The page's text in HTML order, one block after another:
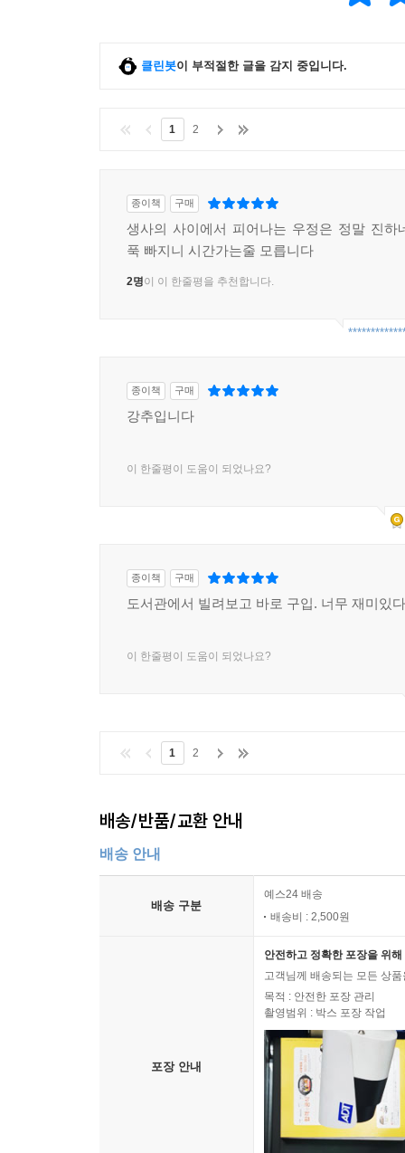
클린봇이 부적절한 글을 감지 중입니다.
1 2
종이책 구매
생사의 사이에서 피어나는 우정은 정말 진하
푹 빠지니 시간가는줄 모릅니다
2명이 이 한줄평을 추천합니다.
종이책 구매
강추입니다
이 한줄평이 도움이 되었나요?
종이책 구매
도서관에서 빌려보고 바로 구입. 너무 재미있
이 한줄평이 도움이 되었나요?
1 2
배송/반품/교환 안내
배송 안내
배송 구분
예스24 배송
배송비 : 2,500원
포장 안내
안전하고 정확한 포장을 위
고객님께 배송되는 모든 상
목적 : 안전한 포장 관리
촬영범위 : 박스 포장 작업